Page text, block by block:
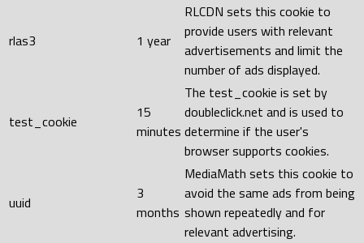
rlas3 1 year
RLCDN sets this cookie to
provide users with relevant
advertisements and limit the
number of ads displayed.
test_cookie
15
minutes
The test_cookie is set by
doubleclick.net and is used to
determine if the user's
browser supports cookies.
uuid
3
months
MediaMath sets this cookie to
avoid the same ads from being
shown repeatedly and for
relevant advertising.